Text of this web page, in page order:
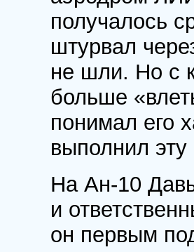
получалось
штурвал
не шли. Но с
больше
понимал его
выполнил
На Ан-10
и
он первым